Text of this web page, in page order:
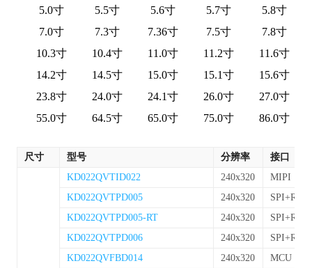
5.0寸
5.5寸 5.6寸 5.7寸
5.8寸
7.0寸
7.3寸 7.36寸 7.5寸
7.8寸
10.3寸
10.4寸 11.0寸 11.2寸
11.6寸
14.2寸
14.5寸 15.0寸 15.1寸
15.6寸
23.8寸
24.0寸 24.1寸 26.0寸
27.0寸
55.0寸
64.5寸 65.0寸 75.0寸 86.0寸
尺寸 型号 分辨率 接口
KD022QVTID022 240x320
MIPI
KD022QVTPD005
240x320
SPI+RGB
KD022QVTPD005-RT
240x320
SPI+RGB
KD022QVTPD006
240x320
SPI+RGB
KD022QVFBD014
240x320
MCU